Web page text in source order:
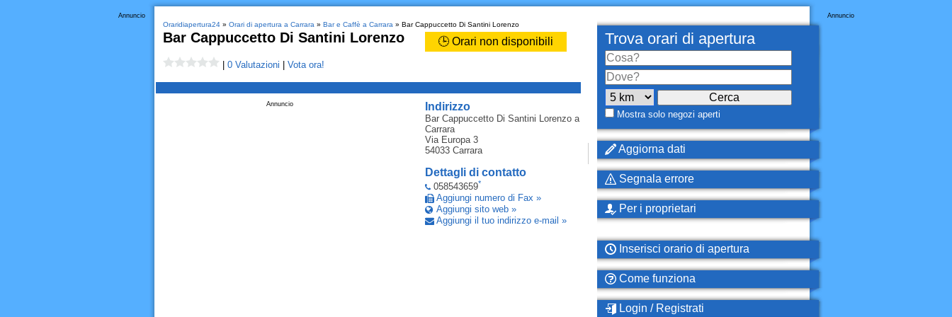
Annuncio
Oraridiapertura24» Orari di apertura a Carrara » Bar e Caffè a Carrara » Bar Cappuccetto Di Santini Lorenzo
Bar Cappuccetto Di Santini Lorenzo 🕒 Orari non disponibili
0 Valutazioni Vota ora!
Indirizzo
Bar Cappuccetto Di Santini Lorenzoa
Carrara
Via Europa 3
54033 Carrara
Dettagli di contatto
058543659*
Aggiungi numero di Fax »
Aggiungi sito web »
Aggiungi il tuo indirizzo e-mail »
Annuncio
Annuncio
Trova orari di apertura
Mostra solo negozi aperti
Aggiorna dati
Segnala errore
Per i proprietari
Inserisci orario di apertura
Come funziona
Login / Registrati